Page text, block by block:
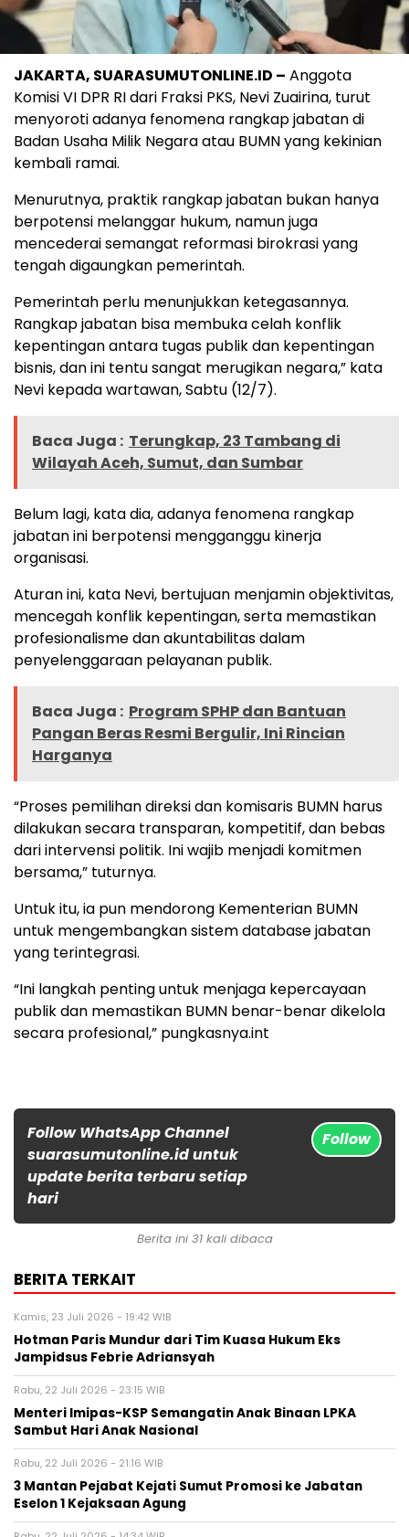
JAKARTA, SUARASUMUTONLINE.ID – Anggota
Komisi VI DPR RI dari Fraksi PKS, Nevi Zuairina, turut
menyoroti adanya fenomena rangkap jabatan di
Badan Usaha Milik Negara atau BUMN yang kekinian
kembali ramai.
Menurutnya, praktik rangkap jabatan bukan hanya
berpotensi melanggar hukum, namun juga
mencederai semangat reformasi birokrasi yang
tengah digaungkan pemerintah.
Pemerintah perlu menunjukkan ketegasannya.
Rangkap jabatan bisa membuka celah konflik
kepentingan antara tugas publik dan kepentingan
bisnis, dan ini tentu sangat merugikan negara,” kata
Nevi kepada wartawan, Sabtu (12/7).
Baca Juga : Terungkap, 23 Tambang di
Wilayah Aceh, Sumut, dan Sumbar
Belum lagi, kata dia, adanya fenomena rangkap
jabatan ini berpotensi mengganggu kinerja
organisasi.
Aturan ini, kata Nevi, bertujuan menjamin objektivitas,
mencegah konflik kepentingan, serta memastikan
profesionalisme dan akuntabilitas dalam
penyelenggaraan pelayanan publik.
Baca Juga : Program SPHP dan Bantuan
Pangan Beras Resmi Bergulir, Ini Rincian
Harganya
“Proses pemilihan direksi dan komisaris BUMN harus
dilakukan secara transparan, kompetitif, dan bebas
dari intervensi politik. Ini wajib menjadi komitmen
bersama,” tuturnya.
Untuk itu, ia pun mendorong Kementerian BUMN
untuk mengembangkan sistem database jabatan
yang terintegrasi.
“Ini langkah penting untuk menjaga kepercayaan
publik dan memastikan BUMN benar-benar dikelola
secara profesional,” pungkasnya.int
Follow WhatsApp Channel
suarasumutonline.id untuk
update berita terbaru setiap
hari
Follow
Berita ini 31 kali dibaca
BERITA TERKAIT
Kamis, 23 Juli 2026 - 19:42 WIB
Hotman Paris Mundur dari Tim Kuasa Hukum Eks
Jampidsus Febrie Adriansyah
Rabu, 22 Juli 2026 - 23:15 WIB
Menteri Imipas-KSP Semangatin Anak Binaan LPKA
Sambut Hari Anak Nasional
Rabu, 22 Juli 2026 - 21:16 WIB
3 Mantan Pejabat Kejati Sumut Promosi ke Jabatan
Eselon 1 Kejaksaan Agung